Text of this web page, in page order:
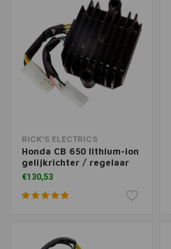
RICK'S ELECTRICS
Honda CB 650 lithium-ion
gelijkrichter / regelaar
€130,53